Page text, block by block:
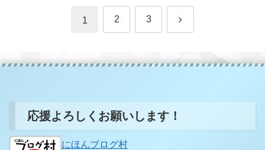
1 2 3 次
応援よろしくお願いします！
にほんブログ村